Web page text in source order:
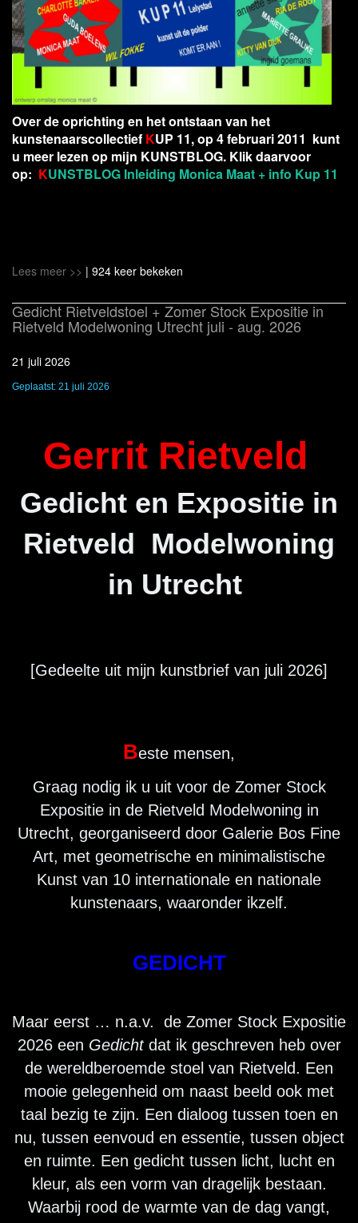
Over de oprichting en het ontstaan van het
kunstenaarscollectief KUP 11, op 4 februari 2011 kunt
u meer lezen op mijn KUNSTBLOG. Klik daarvoor
op: KUNSTBLOG Inleiding Monica Maat + info Kup 11
Lees meer >> | 924 keer bekeken
Gedicht Rietveldstoel + Zomer Stock Expositie in
Rietveld Modelwoning Utrecht juli - aug. 2026
21 juli 2026
Geplaatst: 21 juli 2026
Gerrit Rietveld
Gedicht en Expositie in
Rietveld Modelwoning
in Utrecht
[Gedeelte uit mijn kunstbrief van juli 2026]
Beste mensen,
Graag nodig ik u uit voor de Zomer Stock
Expositie in de Rietveld Modelwoning in
Utrecht, georganiseerd door Galerie Bos Fine
Art, met geometrische en minimalistische
Kunst van 10 internationale en nationale
kunstenaars, waaronder ikzelf.
GEDICHT
Maar eerst … n.a.v. de Zomer Stock Expositie
2026 een Gedicht dat ik geschreven heb over
de wereldberoemde stoel van Rietveld. Een
mooie gelegenheid om naast beeld ook met
taal bezig te zijn. Een dialoog tussen toen en
nu, tussen eenvoud en essentie, tussen object
en ruimte. Een gedicht tussen licht, lucht en
kleur, als een vorm van dragelijk bestaan.
Waarbij rood de warmte van de dag vangt,